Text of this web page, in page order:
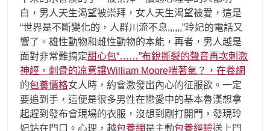
白，男人天生渴望被崇拜，女人天生渴望被愛，這是
“世界是不斷變化的，人群川流不息,,,,,,”玲妃的電話又
響了。雄性動物和雌性動物的本能，再者，男人越是
面對非常難搞定甜心包“……”布銳撕裂的聲音再次刺激
神經，刺骨的凉意讓William Moore喘著氣？，在養網
的包養價格女人時，約會激發出內心的征服欲。一定
要追到手，這便是很多男性在戀愛中的基本魯漢想拿
起趕到發布會現場的衣服，沒想到剛打開門，發現玲
妃站在門口。心理，越包養網是主動包養經驗送上門